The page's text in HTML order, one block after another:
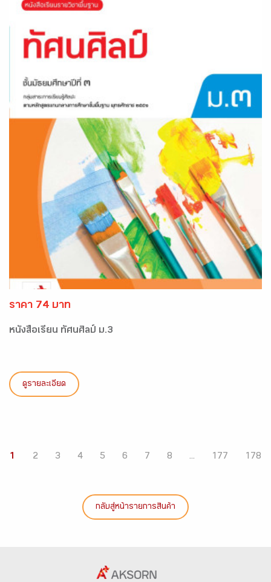
ราคา 74 บาท
หนังสือเรียน ทัศนศิลป์ ม.3
ดูรายละเอียด
1 2 3 4 5 6 7 8 ... 177 178
กลับสู่หน้ารายการสินค้า